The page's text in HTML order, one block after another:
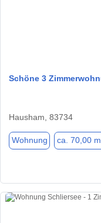
Schöne 3
Hausham, 83734
Wohnung ca. 70,00